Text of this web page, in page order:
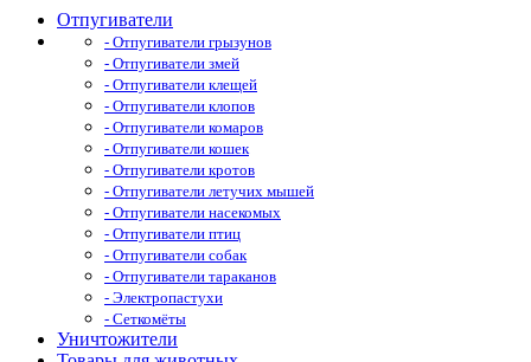
Отпугиватели
- Отпугиватели грызунов
- Отпугиватели змей
- Отпугиватели клещей
- Отпугиватели клопов
- Отпугиватели комаров
- Отпугиватели кошек
- Отпугиватели кротов
- Отпугиватели летучих мышей
- Отпугиватели насекомых
- Отпугиватели птиц
- Отпугиватели собак
- Отпугиватели тараканов
- Электропастухи
- Сеткомёты
Уничтожители